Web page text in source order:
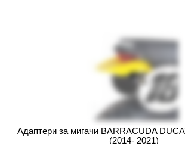
Адаптери за мигачи BARRACUDA
(2014- 2021)